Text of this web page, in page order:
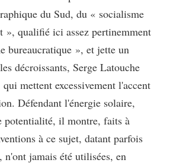
du Sud, du « socialisme
», qualifié ici assez pertinemment
bureaucratique », et jette un
décroissants, Serge Latouche
mettent excessivement l'accent
Défendant l'énergie solaire,
potentialité, il montre, faits à
à ce sujet, datant parfois
jamais été utilisées, en